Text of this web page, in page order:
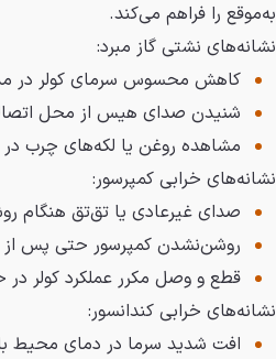
به‌موقع را فراهم می‌کند.
نشانه‌های نشتی گاز مبرد:
کاهش محسوس سرمای کولر در
شنیدن صدای هیس از محل
مشاهده روغن یا لکه‌های چرب در
نشانه‌های خرابی کمپرسور:
صدای غیرعادی یا تق‌تق هنگام
روشن‌نشدن کمپرسور حتی پس از
قطع و وصل مکرر عملکرد کولر در
نشانه‌های خرابی کندانسور:
افت شدید سرما در دمای محیط